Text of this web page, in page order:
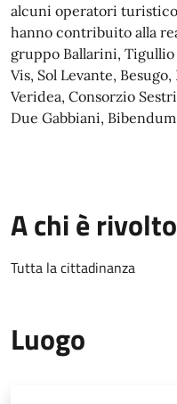
alcuni operatori
hanno contribuito alla
gruppo Ballarini, Tigullio
Vis, Sol Levante,
Veridea, Consorzio
Due Gabbiani,
A chi è rivolto
Tutta la cittadinanza
Luogo